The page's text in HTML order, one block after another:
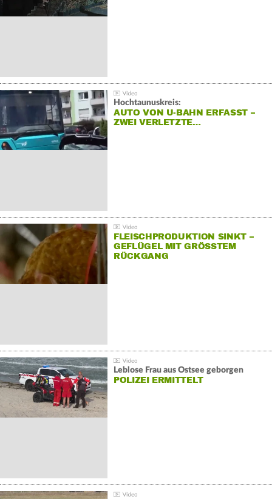
Hochtaunuskreis:
AUTO VON U-BAHN ERFASST –
ZWEI VERLETZTE…
FLEISCHPRODUKTION SINKT –
GEFLÜGEL MIT GRÖSSTEM R
ÜCKGANG
Leblose Frau aus Ostsee geborgen
POLIZEI ERMITTELT